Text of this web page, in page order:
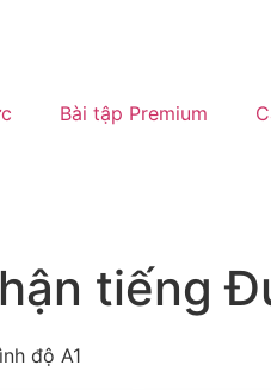
Bài tập Premium
tiếng
độ A1